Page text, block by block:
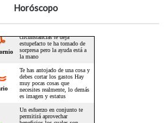
Horóscopo